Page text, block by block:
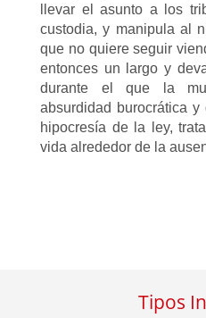
llevar el asunto a los
custodia, y manipula al
que no quiere seguir
entonces un largo y
durante el que la
absurdidad burocrática
hipocresía de la ley,
vida alrededor de la
Tipos